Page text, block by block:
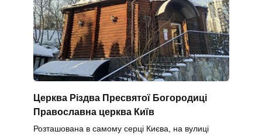
Церква Різдва Пресвятої Богородиці
Православна церква Київ
Розташована в самому серці Києва, на вулиці